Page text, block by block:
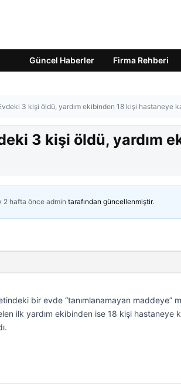
Güncel Haberler Firma Rehberi
3 kişi öldü, yardım ekibinden 18 kişi hastaneye
3 kişi öldü, yardım
2 hafta önceadmin tarafından güncellenmiştir.
bir evde “tanımlanamayan maddeye”
ilk yardım ekibinden ise 18 kişi hastaneye